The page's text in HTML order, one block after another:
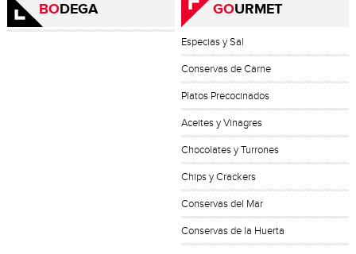
BODEGA GOURMET
Especias y Sal
Conservas de Carne
Platos Precocinados
Aceites y Vinagres
Chocolates y Turrones
Chips y Crackers
Conservas del Mar
Conservas de la Huerta